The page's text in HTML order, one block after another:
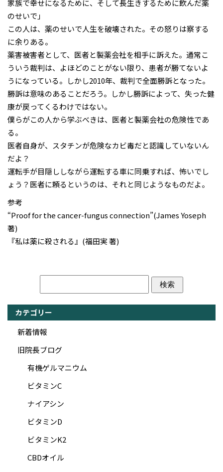
家族で幸せになるために、そして長生きするために飲んだ薬
のせいで」
この人は、薬のせいで人生を破壊された。その怒りは察する
に余りある。
薬害被害者として、医者と製薬会社を相手に訴えた。通常こ
ういう裁判は、よほどのことがない限り、患者が勝てないよ
うになっている。しかし2010年、裁判で全面勝訴となった。
勝訴は意味のあることだろう。しかし勝訴によって、失った健
康が戻ってくるわけではない。
僕らがこの人から学ぶべきは、医者と製薬会社の危険性であ
る。
医者自身が、スタチンが危険なカビ毒だと認識していないん
だよ？
運転手が目隠ししながら運転する車に同乗すれば、怖いでし
ょう？医者に頼るというのは、それと同じようなものだよ。
参考
“Proof for the cancer-fungus connection”(James Yoseph
著)
『私は薬に殺される』(福田実 著)
カテゴリー
新着情報
旧院長ブログ
有機ゲルマニウム
ビタミンC
ナイアシン
ビタミンD
ビタミンK2
CBDオイル